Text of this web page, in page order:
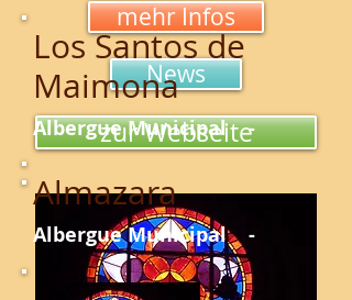
mehr Infos
News
zur Webseite
Los Santos de
Maimona
Albergue Municipal -
Almazara
Albergue Municipal -